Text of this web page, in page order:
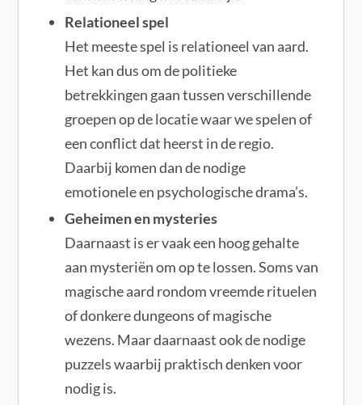
Relationeel spel
Het meeste spel is relationeel van aard.
Het kan dus om de politieke
betrekkingen gaan tussen verschillende
groepen op de locatie waar we spelen of
een conflict dat heerst in de regio.
Daarbij komen dan de nodige
emotionele en psychologische drama’s.
Geheimen en mysteries
Daarnaast is er vaak een hoog gehalte
aan mysteriën om op te lossen. Soms van
magische aard rondom vreemde rituelen
of donkere dungeons of magische
wezens. Maar daarnaast ook de nodige
puzzels waarbij praktisch denken voor
nodig is.